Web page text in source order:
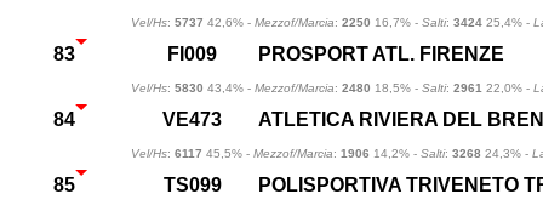
Vel/Hs: 5737 42,6% - Mezzof/Marcia: 2250 16,7% - Salti: 3424 25,4% -
83 FI009 PROSPORT ATL. FIRENZE
Vel/Hs: 5830 43,4% - Mezzof/Marcia: 2480 18,5% - Salti: 2961 22,0% -
84 VE473 ATLETICA RIVIERA DEL
Vel/Hs: 6117 45,5% - Mezzof/Marcia: 1906 14,2% - Salti: 3268 24,3% -
85 TS099 POLISPORTIVA TRIVENETO